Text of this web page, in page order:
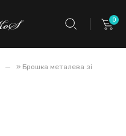
0
» Брошка металева зі